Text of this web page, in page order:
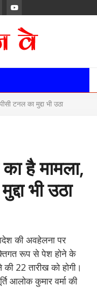
टनल का मुद्दा भी उठा
है मामला,
भी उठा
की अवहेलना पर
रूप से पेश होने के
22 तारीख को होगी।
आलोक कुमार वर्मा की